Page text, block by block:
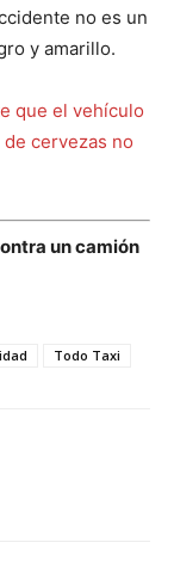
no es un
y amarillo.
que el vehículo
cervezas no
un camión
Todo Taxi